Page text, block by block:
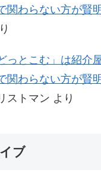
関わらない方が賢
っとこむ」は紹介
関わらない方が賢
ストマン より
ブ